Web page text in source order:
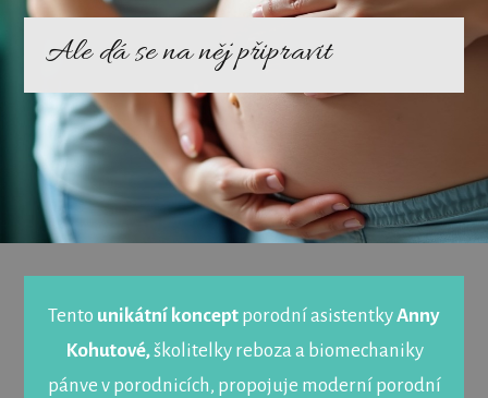
Ale dá se na něj připravit
Tento unikátní koncept porodní asistentkyAnny
Kohutové,školitelky reboza a biomechaniky
pánve v porodnicích, propojuje moderní porodní